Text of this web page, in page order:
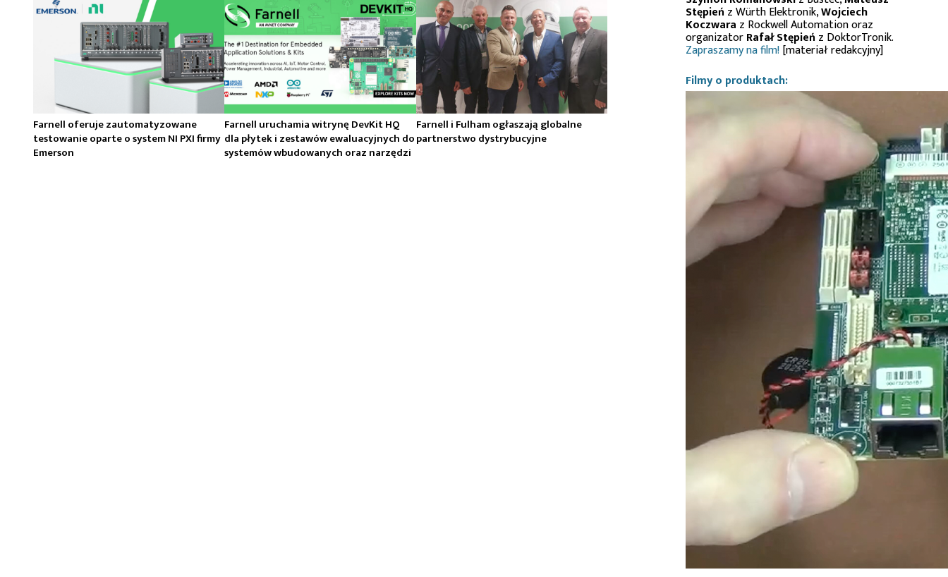
Farnell oferuje zautomatyzowane
testowanie oparte o system NI PXI firmy
Emerson
Farnell uruchamia witrynę DevKit HQ
dla płytek i zestawów ewaluacyjnych do
systemów wbudowanych oraz narzędzi
Farnell i Fulham ogłaszają globalne
partnerstwo dystrybucyjne
Stępień z Würth Elektronik,Wojciech
Koczwara z Rockwell Automation oraz
organizatorRafał Stępień z DoktorTronik.
Zapraszamy na film![materiał redakcyjny]
Filmy o produktach: